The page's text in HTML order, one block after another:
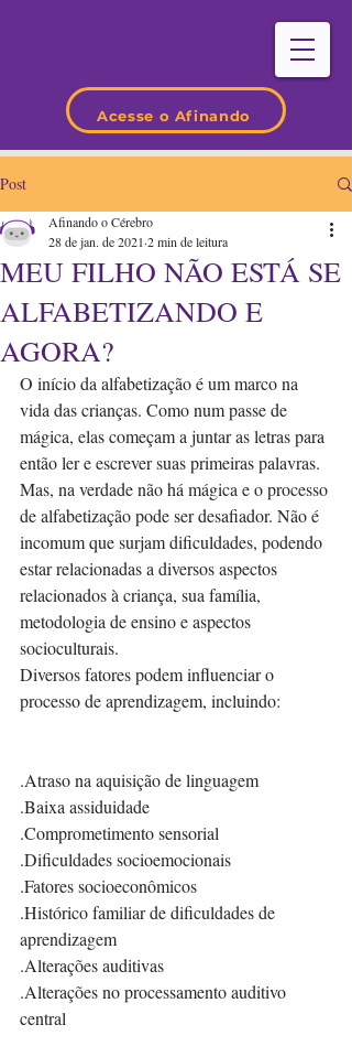
Acesse o Afinando
Post
MEU FILHO NÃO ESTÁ SE
ALFABETIZANDO E
AGORA?
Afinando o Cérebro
28 de jan. de 2021 2 min de leitura
O início da alfabetização é um marco na
vida das crianças. Como num passe de
mágica, elas começam a juntar as letras para
então ler e escrever suas primeiras palavras.
Mas, na verdade não há mágica e o processo
de alfabetização pode ser desafiador. Não é
incomum que surjam dificuldades, podendo
estar relacionadas a diversos aspectos
relacionados à criança, sua família,
metodologia de ensino e aspectos
socioculturais.
Diversos fatores podem influenciar o
processo de aprendizagem, incluindo:
.Atraso na aquisição de linguagem
.Baixa assiduidade
.Comprometimento sensorial
.Dificuldades socioemocionais
.Fatores socioeconômicos
.Histórico familiar de dificuldades de
aprendizagem
.Alterações auditivas
.Alterações no processamento auditivo
central